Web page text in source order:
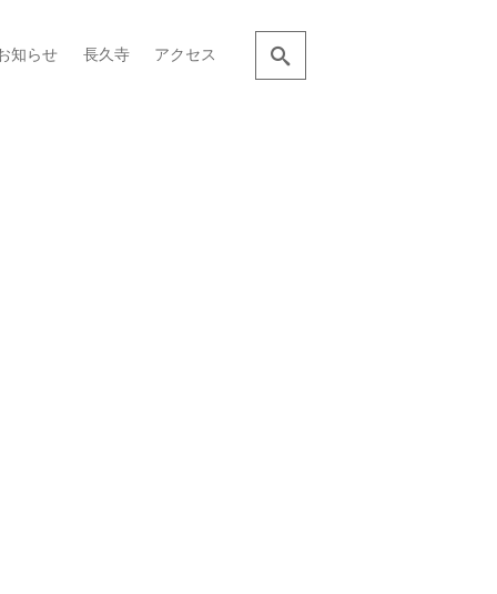
知らせ 長久寺 アクセス